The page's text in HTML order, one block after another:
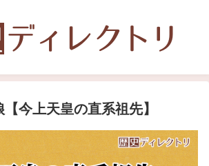
今上天皇の直系祖先】